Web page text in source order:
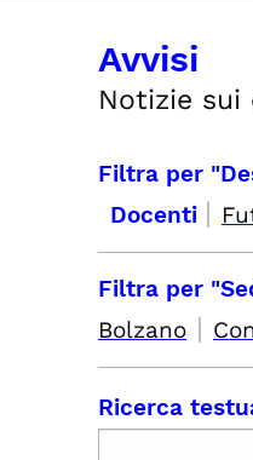
Avvisi
Notizie
Filtra per
Docenti |
Filtra per
Bolzano |
Ricerca